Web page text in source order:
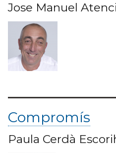
Jose Manuel
Compromís
Paula Cerdà